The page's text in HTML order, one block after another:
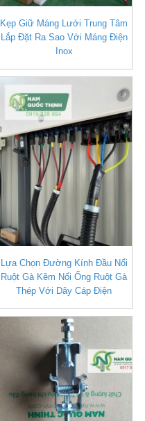
Kẹp Giữ Máng Lưới Trung Tâm
Lắp Đặt Ra Sao Với Máng Điện
Inox
Lựa Chọn Đường Kính Đầu Nối
Ruột Gà Kẽm Nối Ống Ruột Gà
Thép Với Dây Cáp Điện